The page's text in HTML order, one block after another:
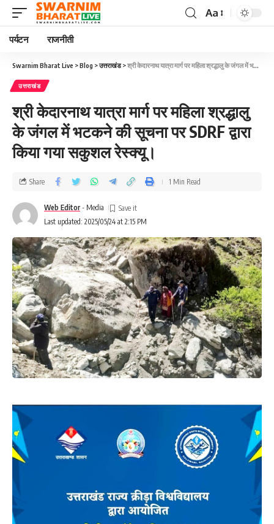
Aa
पर्यटन राजनीती
Swarnim Bharat Live >Blog >उत्तराखंड>श्री केदारनाथ यात्रा मार्ग पर महिला श्रद्धालु के जंगल में भटकने की सूचना पर SDRF द्वारा किया गया सकुशल रेस्क्यू।
उत्तराखंड
श्री केदारनाथ यात्रा मार्ग पर महिला श्रद्धालु
के जंगल में भटकने की सूचना पर SDRF द्वारा
किया गया सकुशल रेस्क्यू।
Last updated: 2025/05/24 at 2:15 PM
Web Editor - Media
Share 1 Min Read